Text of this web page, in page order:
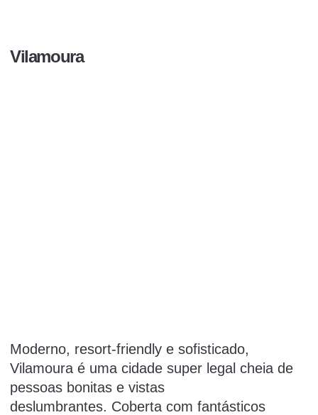
Vilamoura
Moderno, resort-friendly e sofisticado,
Vilamoura é uma cidade super legal cheia de
pessoas bonitas e vistas
deslumbrantes. Coberta com fantásticos